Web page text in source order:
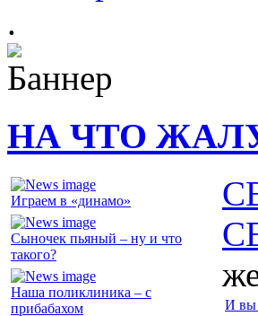
.
НА ЧТО
Играем в «динамо»
Сыночек пьяный – ну и что
такого?
Наша поликлиника – с
прибабахом
И вы